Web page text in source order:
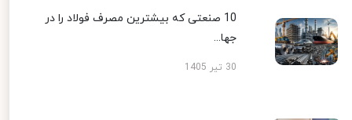
10 صنعتی که بیشترین مصرف فولاد را در
جها...
30 تیر 1405